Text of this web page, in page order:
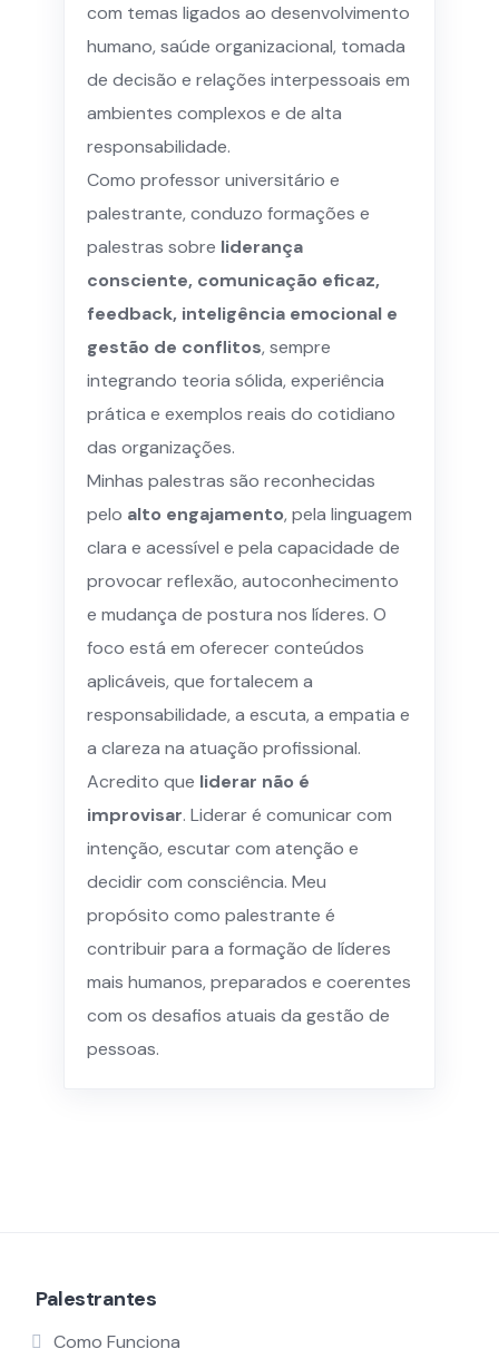
com temas ligados ao desenvolvimento
humano, saúde organizacional, tomada
de decisão e relações interpessoais em
ambientes complexos e de alta
responsabilidade.
Como professor universitário e
palestrante, conduzo formações e
palestras sobre liderança
consciente, comunicação eficaz,
feedback, inteligência emocional e
gestão de conflitos, sempre
integrando teoria sólida, experiência
prática e exemplos reais do cotidiano
das organizações.
Minhas palestras são reconhecidas
pelo alto engajamento, pela linguagem
clara e acessível e pela capacidade de
provocar reflexão, autoconhecimento
e mudança de postura nos líderes. O
foco está em oferecer conteúdos
aplicáveis, que fortalecem a
responsabilidade, a escuta, a empatia e
a clareza na atuação profissional.
Acredito que liderar não é
improvisar. Liderar é comunicar com
intenção, escutar com atenção e
decidir com consciência. Meu
propósito como palestrante é
contribuir para a formação de líderes
mais humanos, preparados e coerentes
com os desafios atuais da gestão de
pessoas.
Palestrantes
Como Funciona